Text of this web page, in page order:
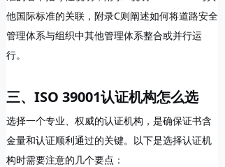
他国际标准的关联，附录C则阐述如何将道路安全
管理体系与组织中其他管理体系整合或并行运
行。
三、ISO 39001认证机构怎么选
选择一个专业、权威的认证机构，是确保证书含
金量和认证顺利通过的关键。以下是选择认证机
构时需要注意的几个要点：